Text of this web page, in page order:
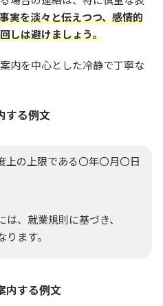
実を淡々と伝えつつ、感情的
しは避けましょう。
内を中心とした冷静で丁寧な
する例文
上の上限である〇年〇月〇日
、就業規則に基づき、
ます。
内する例文